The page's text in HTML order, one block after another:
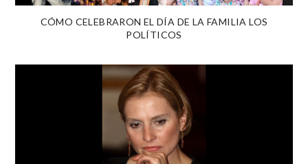
CÓMO CELEBRARON EL DÍA DE LA FAMILIA LOS
POLÍTICOS